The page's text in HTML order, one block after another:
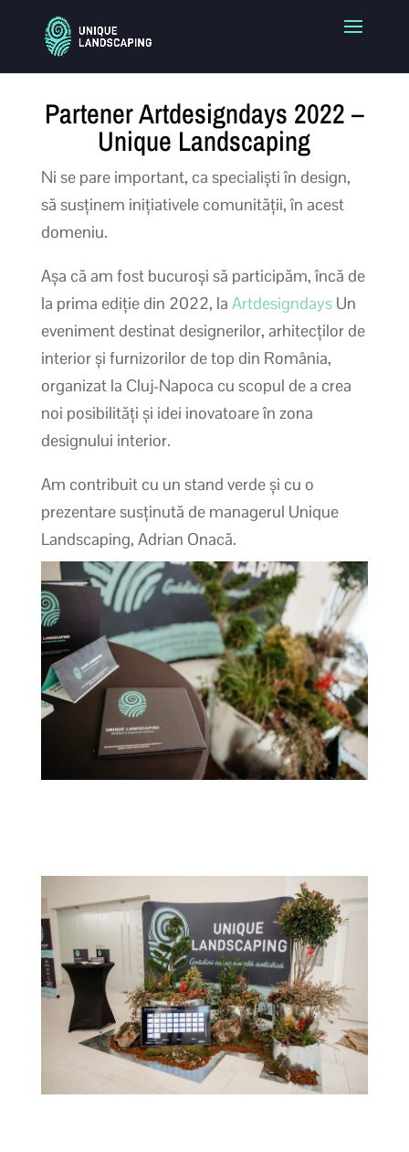
Partener Artdesigndays 2022 –
Unique Landscaping
Ni se pare important, ca specialiști în design,
să susținem inițiativele comunității, în acest
domeniu.
Așa că am fost bucuroși să participăm, încă de
la prima ediție din 2022, la ArtdesigndaysUn
eveniment destinat designerilor, arhitecților de
interior și furnizorilor de top din România,
organizat la Cluj-Napoca cu scopul de a crea
noi posibilități și idei inovatoare în zona
designului interior.
Am contribuit cu un stand verde și cu o
prezentare susținută de managerul Unique
Landscaping, Adrian Onacă.